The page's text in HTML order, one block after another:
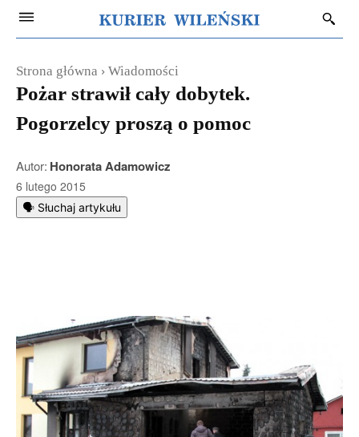
Strona główna Wiadomości
Pożar strawił cały dobytek.
Pogorzelcy proszą o pomoc
Autor: Honorata Adamowicz
6 lutego 2015
🗣️ Słuchaj artykułu